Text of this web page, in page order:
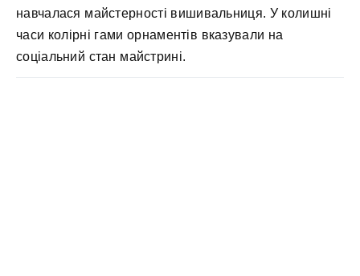
навчалася майстерності вишивальниця. У колишні
часи колірні гами орнаментів вказували на
соціальний стан майстрині.